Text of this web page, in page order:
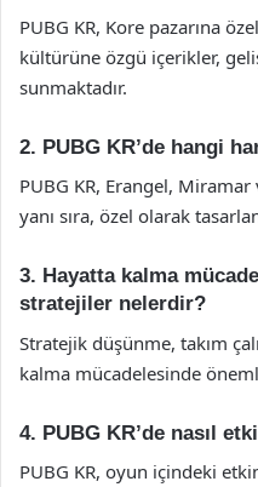
PUBG KR, Kore pazarına
kültürüne özgü içerikler,
sunmaktadır.
2. PUBG KR’de hangi
PUBG KR, Erangel,
yanı sıra, özel olarak
3. Hayatta kalma
stratejiler nelerdir?
Stratejik düşünme, takım
kalma mücadelesinde
4. PUBG KR’de nasıl
PUBG KR, oyun içindeki